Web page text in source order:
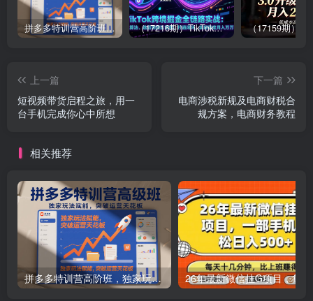
拼多多特训营高阶班，独家玩法赋能，突破运营天花板（更新26年1月） （17216期）TikTok跨境掘金全链路实战：从算法、选品到团队管理，打通闭环，实现稳定月入万刀
上一篇
短视频带货启程之旅，用一
台手机完成你心中所想
下一篇
电商涉税新规及电商财税合
规方案，电商财务教程
相关推荐
拼多多特训营高阶班，独家玩法赋能，突破运营天花板（更新26年1月）